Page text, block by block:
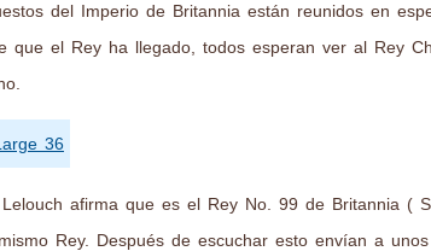
del Imperio de Britannia están reunidos en
que el Rey ha llegado, todos esperan ver al Rey
afirma que es el Rey No. 99 de Britannia (
Rey. Después de escuchar esto envían a unos